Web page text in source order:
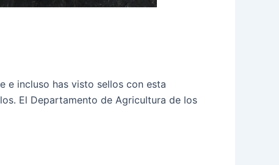
e incluso has visto sellos con esta
El Departamento de Agricultura de los